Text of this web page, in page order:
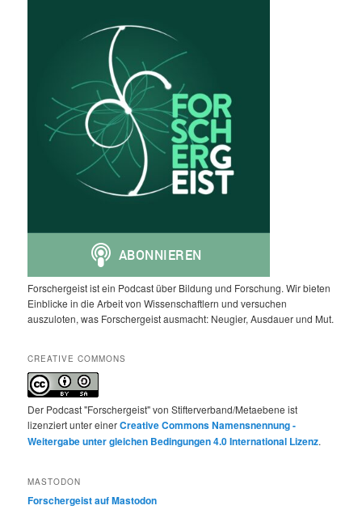
Forschergeist ist ein Podcast über Bildung und Forschung. Wir bieten
Einblicke in die Arbeit von Wissenschaftlern und versuchen
auszuloten, was Forschergeist ausmacht: Neugier, Ausdauer und Mut.
CREATIVE COMMONS
Der Podcast "Forschergeist" von Stifterverband/Metaebene ist
lizenziert unter einerCreative Commons Namensnennung -
Weitergabe unter gleichen Bedingungen 4.0 International Lizenz.
MASTODON
Forschergeist auf Mastodon